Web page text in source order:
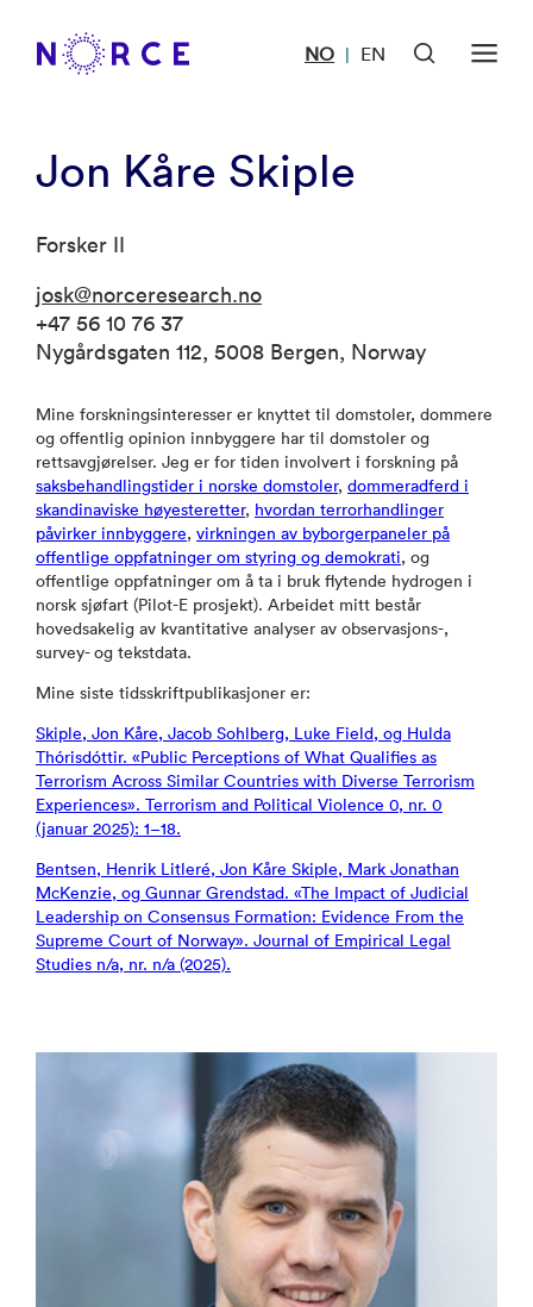
NO | EN
Jon Kåre Skiple
Forsker II
josk@norceresearch.no
+47 56 10 76 37
Nygårdsgaten 112, 5008 Bergen, Norway
Mine forskningsinteresser er knyttet til domstoler, dommere
og offentlig opinion innbyggere har til domstoler og
rettsavgjørelser. Jeg er for tiden involvert i forskning på
saksbehandlingstider i norske domstoler, dommeradferd i
skandinaviske høyesteretter, hvordan terrorhandlinger
påvirker innbyggere, virkningen av byborgerpaneler på
offentlige oppfatninger om styring og demokrati, og
offentlige oppfatninger om å ta i bruk flytende hydrogen i
norsk sjøfart (Pilot-E prosjekt). Arbeidet mitt består
hovedsakelig av kvantitative analyser av observasjons-,
survey- og tekstdata.
Mine siste tidsskriftpublikasjoner er:
Skiple, Jon Kåre, Jacob Sohlberg, Luke Field, og Hulda
Thórisdóttir. «Public Perceptions of What Qualifies as
Terrorism Across Similar Countries with Diverse Terrorism
Experiences». Terrorism and Political Violence 0, nr. 0
(januar 2025): 1–18.
Bentsen, Henrik Litleré, Jon Kåre Skiple, Mark Jonathan
McKenzie, og Gunnar Grendstad. «The Impact of Judicial
Leadership on Consensus Formation: Evidence From the
Supreme Court of Norway». Journal of Empirical Legal
Studies n/a, nr. n/a (2025).